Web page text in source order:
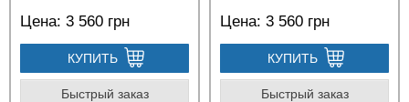
Цена: 3 560 грн
КУПИТЬ
Быстрый заказ
Цена: 3 560 грн
КУПИТЬ
Быстрый заказ